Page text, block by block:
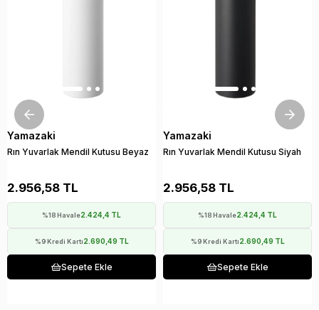
Yamazaki
Rın Yuvarlak Mendil Kutusu Beyaz
2.956,58 TL
%18 Havale2.424,4 TL
%9 Kredi Kartı2.690,49 TL
Sepete Ekle
Yamazaki
Rın Yuvarlak Mendil Kutusu Siyah
2.956,58 TL
%18 Havale2.424,4 TL
%9 Kredi Kartı2.690,49 TL
Sepete Ekle